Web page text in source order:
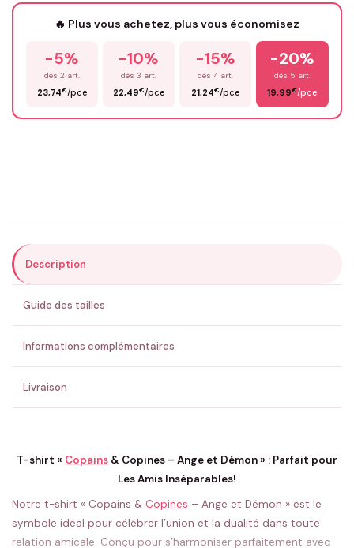
Prénom*
ENVOYER MA DEMANDE ✨
💚 Retour sous 24-48h🇫🇷 Flocage en France✅ Validation avant fabrication
🔥 Plus vous achetez, plus vous économisez
-5%
dès 2 art.
23,74€/pce
-10%
dès 3 art.
22,49€/pce
-15%
dès 4 art.
21,24€/pce
-20%
dès 5 art.
19,99€/pce
Description
Guide des tailles
Informations complémentaires
Livraison
T-shirt « Copains & Copines – Ange et Démon » : Parfait pour
Les Amis Inséparables!
Notre t-shirt « Copains & Copines – Ange et Démon » est le
symbole idéal pour célébrer l’union et la dualité dans toute
relation amicale. Conçu pour s’harmoniser parfaitement avec